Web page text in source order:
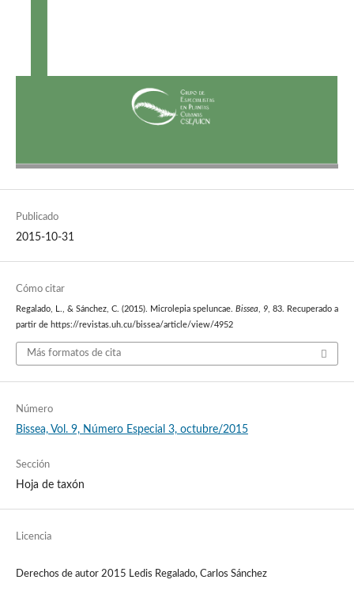
Publicado
2015-10-31
Cómo citar
Regalado, L., & Sánchez, C. (2015). Microlepia speluncae. Bissea, 9, 83. Recuperado a
partir de https://revistas.uh.cu/bissea/article/view/4952
Más formatos de cita
Número
Bissea, Vol. 9, Número Especial 3, octubre/2015
Sección
Hoja de taxón
Licencia
Derechos de autor 2015 Ledis Regalado, Carlos Sánchez